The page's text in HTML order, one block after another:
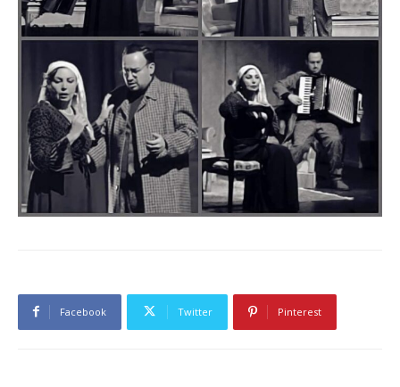
Facebook Twitter Pinterest